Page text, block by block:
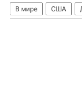
В мире США